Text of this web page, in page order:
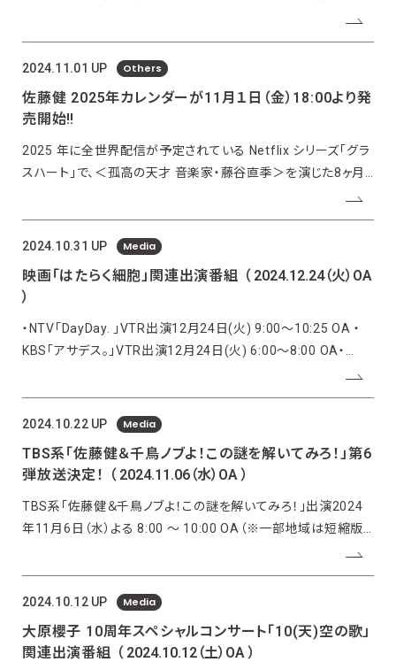
2024.11.01 UP Others
佐藤健 2025年カレンダーが11月１日（金）18:00より発
売開始‼︎
2025 年に全世界配信が予定されている Netflix シリーズ「グラ
スハート」で、＜孤高の天才 音楽家・藤谷直季＞を演じた8ヶ月
間にわたる撮影の中から、選りすぐりの写真をセレクトした佐藤
健の2025 年カレンダーが、「TAKERU SATOH 2025
CALENDAR feat. NAOKI
2024.10.31 UP Media
映画「はたらく細胞」関連出演番組 （ 2024.12.24（火）OA
）
・NTV「DayDay. 」VTR出演12月24日(火) 9:00〜10:25 OA ・
KBS「アサデス。」VTR出演12月24日(火) 6:00〜8:00 OA・
CX「めざましテレビ」VTR出演12月24日(火) 5:25〜8:00 OA ・
NTV「ZIP!」VTR出演12月16日(
2024.10.22 UP Media
TBS系「佐藤健＆千鳥ノブよ！この謎を解いてみろ！」第6
弾放送決定！
（ 2024.11.06（水）OA ）
TBS系「佐藤健＆千鳥ノブよ！この謎を解いてみろ！」出演2024
年11月6日（水）よる 8:00 〜 10:00 OA（※一部地域は短縮版）
＜出演者＞佐藤 健 ノブ（千鳥）＜謎解き集団＞矢野了平 堺
谷 光 鯨井 翔 常春 ふくらP 無策師▽TBS系「佐藤健＆千
鳥ノブよ！この謎を解いてみろ！
2024.10.12 UP Media
大原櫻子 10周年スペシャルコンサート「10(天)空の歌」
関連出演番組 （ 2024.10.12（土）OA ）